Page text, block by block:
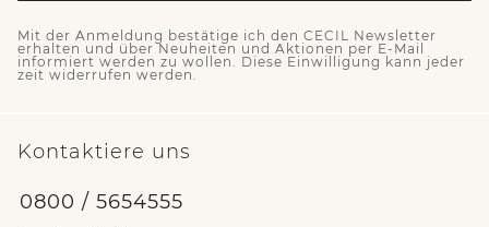
Mit der Anmeldung bestätige ich den CECIL Newsletter
erhalten und über Neuheiten und Aktionen per E-Mail
informiert werden zu wollen. Diese Einwilligung kann jeder
zeit widerrufen werden.
Kontaktiere uns
0800 / 5654555